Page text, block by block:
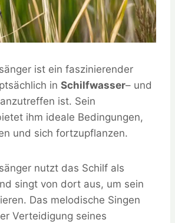
ist ein faszinierender
in Schilfwasser– und
ist. Sein
ihm ideale Bedingungen,
und sich fortzupflanzen.
nutzt das Schilf als
singt von dort aus, um sein
Das melodische Singen
Verteidigung seines